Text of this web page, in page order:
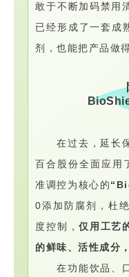
敢于不断加码禁用
已经形成了一套成
剂，也能把产品做
在过去，延长
百合股份全面应用
准调控为核心的
0添加防腐剂，杜
度控制，仅用工艺
的鲜味、活性成分
在功能饮品、